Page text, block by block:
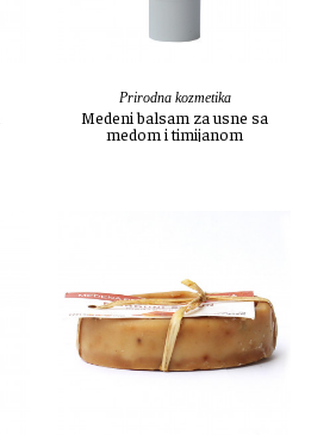
Prirodna kozmetika
Medeni balsam za usne sa
medom i timijanom